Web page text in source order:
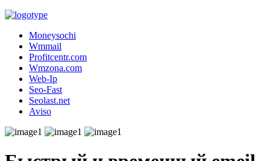
Moneysochi
Wmmail
Profitcentr.com
Wmzona.com
Web-Ip
Seo-Fast
Seolast.net
Aviso